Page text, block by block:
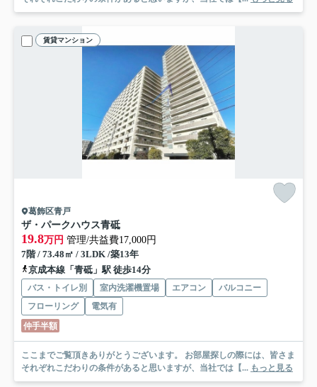
賃貸マンション
葛飾区青戸
ザ・パークハウス青砥
19.8万円 管理/共益費17,000円
7階 / 73.48㎡ / 3LDK /築13年
京成本線「青砥」駅 徒歩14分
バス・トイレ別 室内洗濯機置場 エアコン
バルコニー
フローリング
電気有
仲手半額
ここまでご覧頂きありがとうございます。 お部屋探しの際には、皆さま
それぞれこだわりの条件があると思いますが、当社では【... もっと見る